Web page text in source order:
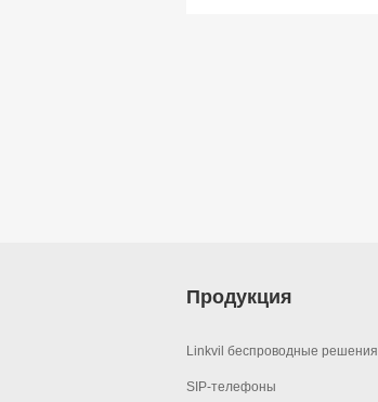
Продукция
Linkvil беспроводные решения
SIP-телефоны